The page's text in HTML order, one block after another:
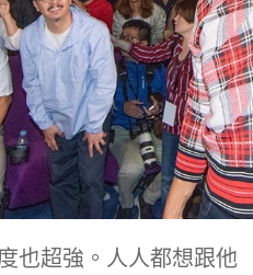
也超強。人人都想跟他